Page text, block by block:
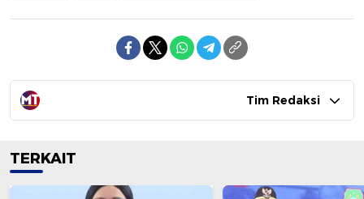
Tim Redaksi
TERKAIT